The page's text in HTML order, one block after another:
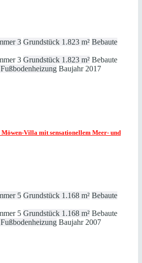
3 Grundstück 1.823 m² Bebaute
3 Grundstück 1.823 m² Bebaute
Fußbodenheizung Baujahr 2017
Villa mit sensationellem Meer- und
5 Grundstück 1.168 m² Bebaute
5 Grundstück 1.168 m² Bebaute
Fußbodenheizung Baujahr 2007